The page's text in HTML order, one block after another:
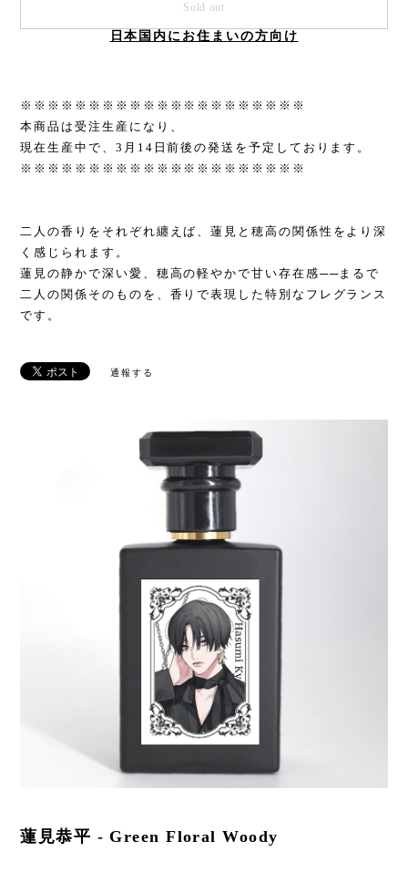
Sold out
日本国内にお住まいの方向け
※※※※※※※※※※※※※※※※※※※※※
本商品は受注生産になり、
現在生産中で、3月14日前後の発送を予定しております。
※※※※※※※※※※※※※※※※※※※※※
二人の香りをそれぞれ纏えば、蓮見と穂高の関係性をより深
く感じられます。
蓮見の静かで深い愛、穂高の軽やかで甘い存在感──まるで
二人の関係そのものを、香りで表現した特別なフレグランス
です。
通報する
蓮見恭平 - Green Floral Woody